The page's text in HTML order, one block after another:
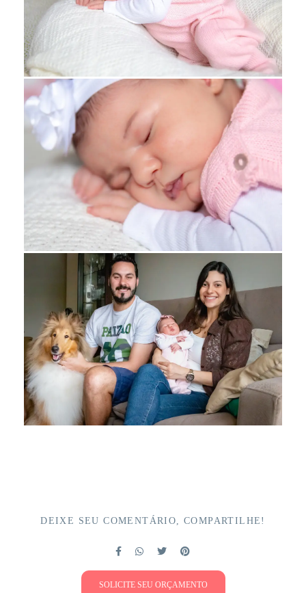
DEIXE SEU COMENTÁRIO, COMPARTILHE!
SOLICITE SEU ORÇAMENTO